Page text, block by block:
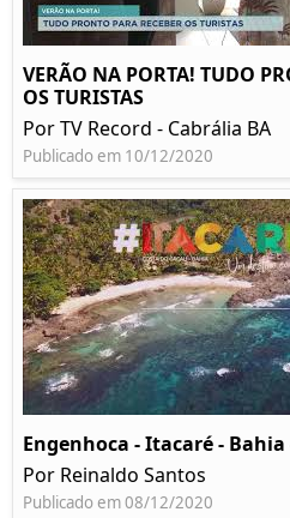
VERÃO NA PORTA! TUDO
OS TURISTAS
Por TV Record - Cabrália BA
Publicado em 10/12/2020
Engenhoca - Itacaré - Bahia
Por Reinaldo Santos
Publicado em 08/12/2020